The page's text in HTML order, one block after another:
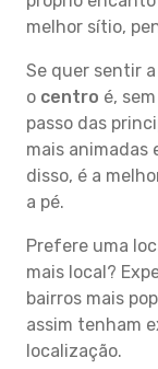
melhor sítio,
Se quer sentir
o centro é,
passo das
mais animadas
disso, é a
a pé.
Prefere uma
mais local?
bairros mais
assim tenham
localização.